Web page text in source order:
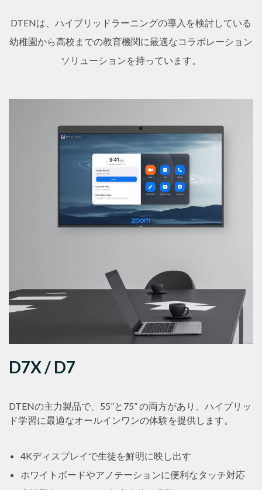
DTENは、ハイブリッドラーニングの導入を検討している
幼稚園から高校までの教育機関に最適なコラボレーション
ソリューションを持っています。
D7X / D7
DTENの主力製品で、55”と75” の両方があり、ハイブリッ
ド学習に最適なオールインワンの体験を提供します。
4Kディスプレイで生徒を鮮明に映し出す
ホワイトボードやアノテーションに便利なタッチ対応